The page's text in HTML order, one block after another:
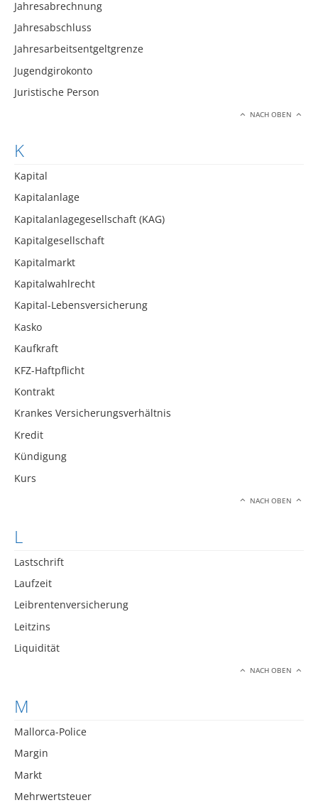
Jahresabrechnung
Jahresabschluss
Jahresarbeitsentgeltgrenze
Jugendgirokonto
Juristische Person
NACH OBEN
K
Kapital
Kapitalanlage
Kapitalanlagegesellschaft (KAG)
Kapitalgesellschaft
Kapitalmarkt
Kapitalwahlrecht
Kapital-Lebensversicherung
Kasko
Kaufkraft
KFZ-Haftpflicht
Kontrakt
Krankes Versicherungsverhältnis
Kredit
Kündigung
Kurs
NACH OBEN
L
Lastschrift
Laufzeit
Leibrentenversicherung
Leitzins
Liquidität
NACH OBEN
M
Mallorca-Police
Margin
Markt
Mehrwertsteuer